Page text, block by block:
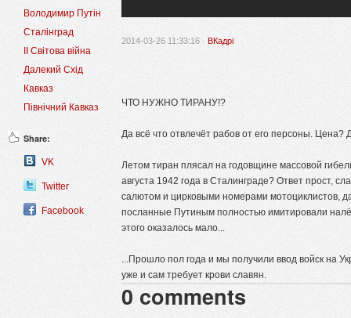
Володимир Путін
Сталінград
II Світова війна
Далекий Схід
Кавказ
Північний Кавказ
Share:
VK
Twitter
Facebook
2014-03-26 11:33:16 · ВКадрі
ЧТО НУЖНО ТИРАНУ!?
Да всё что отвлечёт рабов от его персоны. Цена?
Летом тиран плясал на годовщине массовой
августа 1942 года в Сталинграде? Ответ прост,
салютом и цирковыми номерами мотоциклистов,
посланные Путиным полностью имитировали
этого оказалось мало...
...Прошло пол года и мы получили ввод войск на
уже и сам требует крови славян.
0 comments